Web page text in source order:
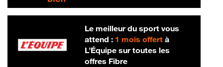
Le meilleur du sport vous
attend : 1 mois offertà
L’Équipe sur toutes les
offres Fibre